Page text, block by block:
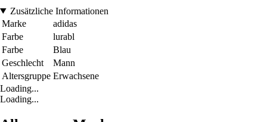
Zusätzliche Informationen
Marke
adidas
Farbe
lurabl
Farbe
Blau
Geschlecht
Mann
Altersgruppe Erwachsene
Loading...
Loading...